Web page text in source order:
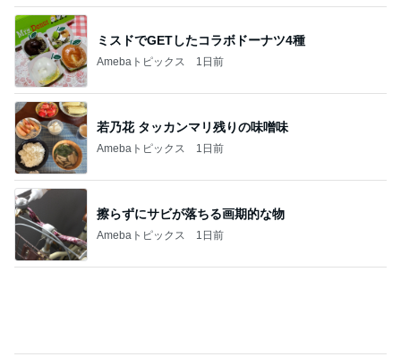
南海トラフの発生が早まる可能性
Amebaトピックス 19時間前